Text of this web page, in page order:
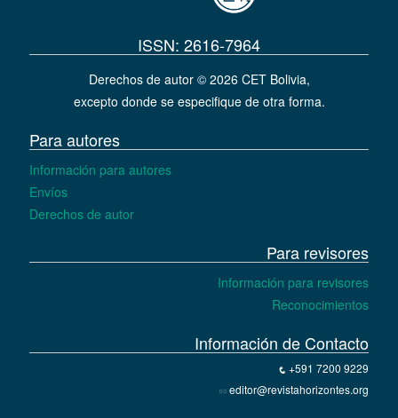
ISSN: 2616-7964
Derechos de autor © 2026 CET Bolivia,
excepto donde se especifique de otra forma.
Para autores
Información para autores
Envíos
Derechos de autor
Para revisores
Información para revisores
Reconocimientos
Información de Contacto
+591 7200 9229
editor@revistahorizontes.org